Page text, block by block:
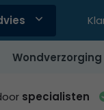
Wondverzorging
specialisten